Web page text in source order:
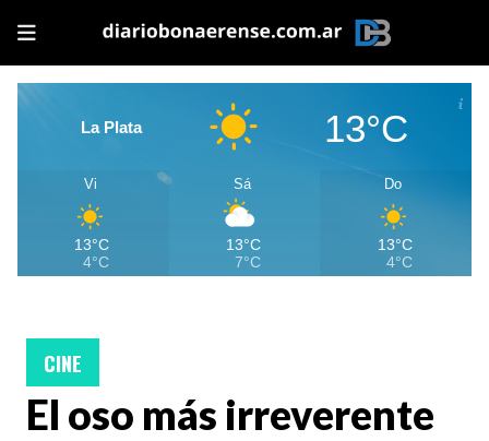
La Plata 13°C
Vi
13°C
4°C
Sá
13°C
7°C
Do
13°C
4°C
El oso más irreverente
CINE